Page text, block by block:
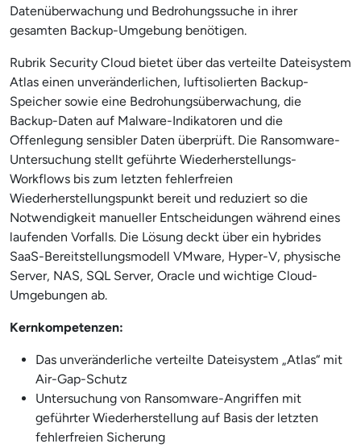
Datenüberwachung und Bedrohungssuche in ihrer
gesamten Backup-Umgebung benötigen.
Rubrik Security Cloud bietet über das verteilte Dateisystem
Atlas einen unveränderlichen, luftisolierten Backup-
Speicher sowie eine Bedrohungsüberwachung, die
Backup-Daten auf Malware-Indikatoren und die
Offenlegung sensibler Daten überprüft. Die Ransomware-
Untersuchung stellt geführte Wiederherstellungs-
Workflows bis zum letzten fehlerfreien
Wiederherstellungspunkt bereit und reduziert so die
Notwendigkeit manueller Entscheidungen während eines
laufenden Vorfalls. Die Lösung deckt über ein hybrides
SaaS-Bereitstellungsmodell VMware, Hyper-V, physische
Server, NAS, SQL Server, Oracle und wichtige Cloud-
Umgebungen ab.
Kernkompetenzen:
Das unveränderliche verteilte Dateisystem „Atlas“ mit
Air-Gap-Schutz
Untersuchung von Ransomware-Angriffen mit
geführter Wiederherstellung auf Basis der letzten
fehlerfreien Sicherung